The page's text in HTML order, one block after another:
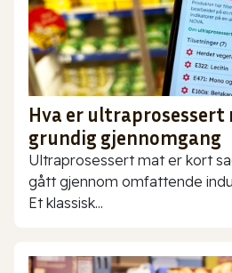
Hva er ultraprosessert
grundig gjennomgang
Ultraprosessert mat er kort
gått gjennom omfattende
Et klassisk...